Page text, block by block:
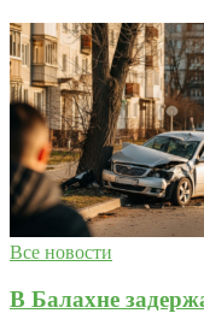
Все новости
В Балахне